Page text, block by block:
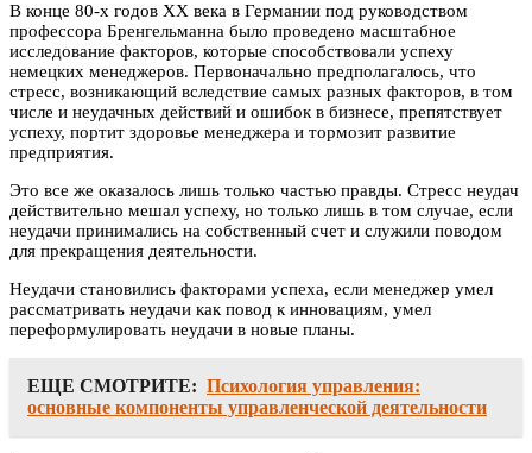
В конце 80-х годов XX века в Германии под руководством
профессора Бренгельманна было проведено масштабное
исследование факторов, которые способствовали успеху
немецких менеджеров. Первоначально предполагалось, что
стресс, возникающий вследствие самых разных факторов, в том
числе и неудачных действий и ошибок в бизнесе, препятствует
успеху, портит здоровье менеджера и тормозит развитие
предприятия.
Это все же оказалось лишь только частью правды. Стресс неудач
действительно мешал успеху, но только лишь в том случае, если
неудачи принимались на собственный счет и служили поводом
для прекращения деятельности.
Неудачи становились факторами успеха, если менеджер умел
рассматривать неудачи как повод к инновациям, умел
переформулировать неудачи в новые планы.
ЕЩЕ СМОТРИТЕ: Психология управления:
основные компоненты управленческой деятельности